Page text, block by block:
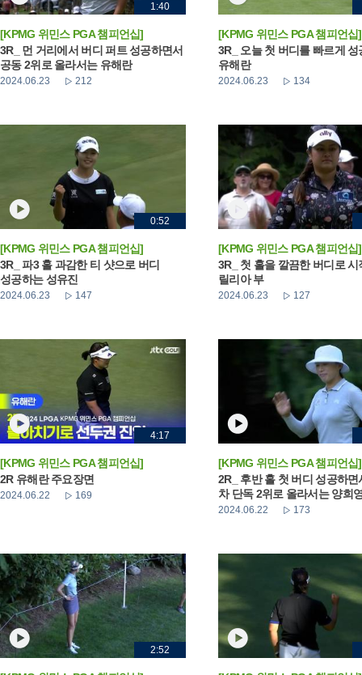
1:40
[KPMG 위민스 PGA 챔피언십]
3R_ 먼 거리에서 버디 퍼트 성공하면서
공동 2위로 올라서는 유해란
2024.06.23 212
[KPMG 위민스 PGA 챔피언십]
3R_ 오늘 첫 버디를 빠르게 성
유해란
2024.06.23 134
0:52
[KPMG 위민스 PGA 챔피언십]
3R_ 파3 홀 과감한 티 샷으로 버디
성공하는 성유진
2024.06.23 147
[KPMG 위민스 PGA 챔피언십]
3R_ 첫 홀을 깔끔한 버디로 시
릴리아 부
2024.06.23 127
4:17
[KPMG 위민스 PGA 챔피언십]
2R 유해란 주요장면
2024.06.22 169
[KPMG 위민스 PGA 챔피언십]
2R_ 후반 홀 첫 버디 성공하면
차 단독 2위로 올라서는 양희
2024.06.22 173
2:52